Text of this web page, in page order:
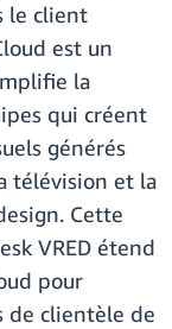
le client
est un
la
qui créent
générés
télévision et la
Cette
VRED étend
pour
de clientèle de